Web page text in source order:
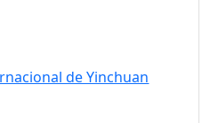
de Yinchuan